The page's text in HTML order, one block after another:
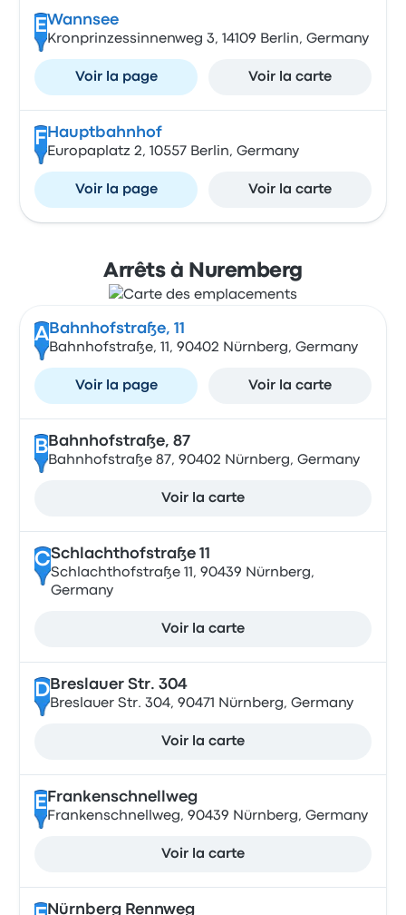
EWannsee
Kronprinzessinnenweg 3, 14109 Berlin, Germany
Voir la page Voir la carte
F Hauptbahnhof
Europaplatz 2, 10557 Berlin, Germany
Voir la page Voir la carte
Arrêts à Nuremberg
A Bahnhofstraße, 11
Bahnhofstraße, 11, 90402 Nürnberg, Germany
Voir la page Voir la carte
B Bahnhofstraße, 87
Bahnhofstraße 87, 90402 Nürnberg, Germany
Voir la carte
CSchlachthofstraße 11
Schlachthofstraße 11, 90439 Nürnberg,
Germany
Voir la carte
DBreslauer Str. 304
Breslauer Str. 304, 90471 Nürnberg, Germany
Voir la carte
E Frankenschnellweg
Frankenschnellweg, 90439 Nürnberg, Germany
Voir la carte
Nürnberg Rennweg